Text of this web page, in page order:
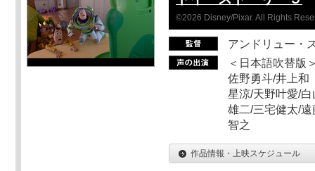
©2026 Disney/Pixar. All Rights
アンドリュー・
＜日本語吹替版
佐野勇斗/井上和
星涼/天野叶愛/
雄二/三宅健太/
智之
作品情報・上映スケジュール